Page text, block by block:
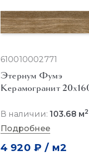
610010002771
Этернум Фумэ
Керамогранит
В наличии: 103.68 м2
Подробнее
4 920 ₽ / м2